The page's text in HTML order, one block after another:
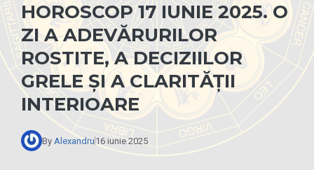
HOROSCOP 17 IUNIE 2025. O
ZI A ADEVĂRURILOR
ROSTITE, A DECIZIILOR
GRELE ȘI A CLARITĂȚII
INTERIOARE
By Alexandru 16 iunie 2025